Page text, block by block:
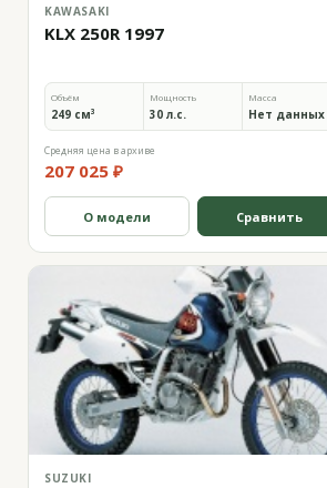
KAWASAKI
KLX 250R 1997
Объём
249 см³
Мощность
30 л.с.
Масса
Нет данных
Средняя цена в архиве
207 025 ₽
О модели Сравнить
SUZUKI